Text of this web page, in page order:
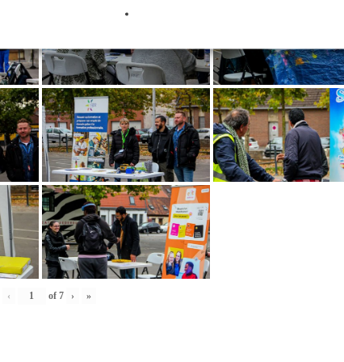
‹ of 7 › »